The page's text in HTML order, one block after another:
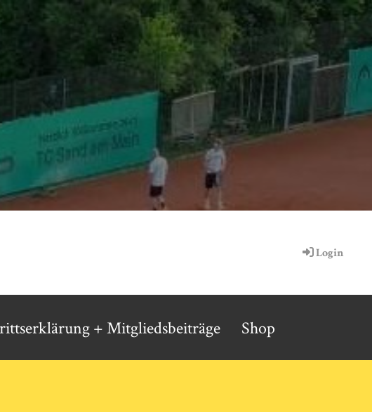
Login
+ Mitgliedsbeiträge Shop